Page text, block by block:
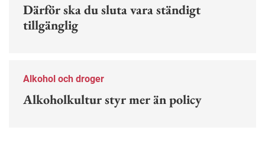
Därför ska du sluta vara ständigt
tillgänglig
Alkohol och droger
Alkoholkultur styr mer än policy